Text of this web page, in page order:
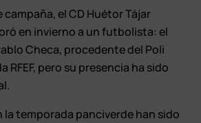
campaña, el CD Huétor Tájar
en invierno a un futbolista: el
Checa, procedente del Poli
RFEF, pero su presencia ha sido
temporada panciverde han sido